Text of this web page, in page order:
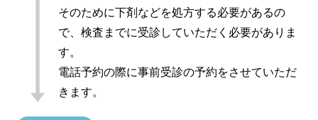
そのために下剤などを処方する必要があるの
で、検査までに受診していただく必要がありま
す。
電話予約の際に事前受診の予約をさせていただ
きます。